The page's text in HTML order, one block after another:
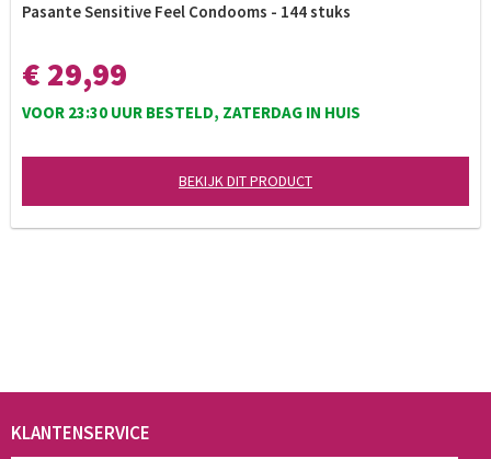
Pasante Sensitive Feel Condooms - 144 stuks
€ 29,99
VOOR 23:30 UUR BESTELD, ZATERDAG IN HUIS
BEKIJK DIT PRODUCT
KLANTENSERVICE